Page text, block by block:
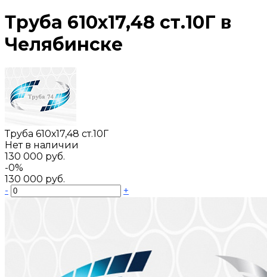
Труба 610х17,48 ст.10Г в
Челябинске
Труба 610х17,48 ст.10Г
Нет в наличии
130 000 руб.
-0%
130 000 руб.
-
+